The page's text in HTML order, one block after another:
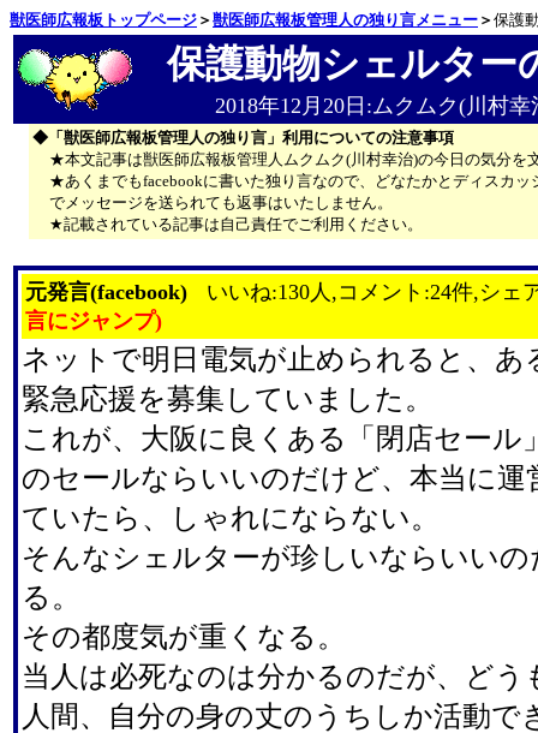
獣医師広報板トップページ ＞ 獣医師広報板管理人の独り言メニュー ＞ 保護
保護動物シェルター
2018年12月20日:ムクムク(川村幸
◆「獣医師広報板管理人の独り言」利用についての注意事項
★本文記事は獣医師広報板管理人ムクムク(川村幸治)の今日の気分を
★あくまでもfacebookに書いた独り言なので、どなたかとディスカ
でメッセージを送られても返事はいたしません。
★記載されている記事は自己責任でご利用ください。
元発言(facebook)
いいね:130人,コメント:24件,シェ
言にジャンプ)
ネットで明日電気が止められると、あ
緊急応援を募集していました。
これが、大阪に良くある「閉店セール
のセールならいいのだけど、本当に運
ていたら、しゃれにならない。
そんなシェルターが珍しいならいいの
る。
その都度気が重くなる。
当人は必死なのは分かるのだが、どう
人間、自分の身の丈のうちしか活動で